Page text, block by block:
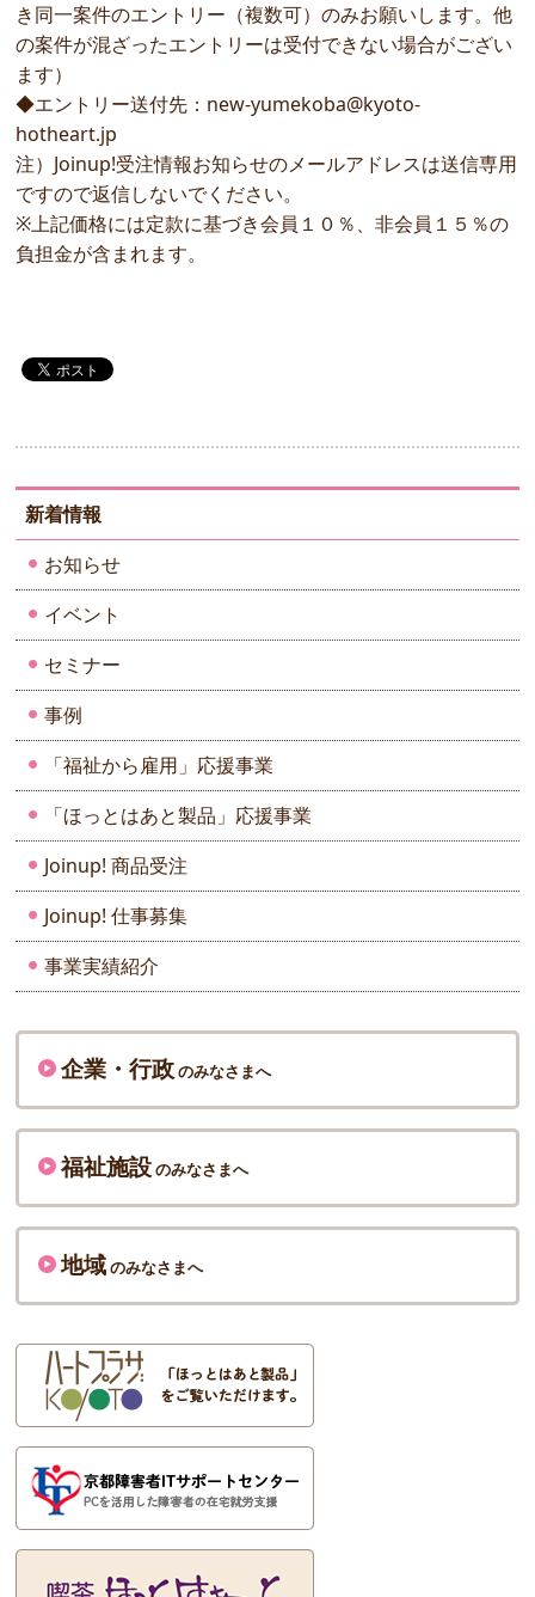
き同一案件のエントリー（複数可）のみお願いします。他
の案件が混ざったエントリーは受付できない場合がござい
ます）
◆エントリー送付先：new-yumekoba@kyoto-
hotheart.jp
注）Joinup!受注情報お知らせのメールアドレスは送信専用
ですので返信しないでください。
※上記価格には定款に基づき会員１０％、非会員１５％の
負担金が含まれます。
新着情報
お知らせ
イベント
セミナー
事例
「福祉から雇用」応援事業
「ほっとはあと製品」応援事業
Joinup! 商品受注
Joinup! 仕事募集
事業実績紹介
企業・行政のみなさまへ
福祉施設のみなさまへ
地域のみなさまへ